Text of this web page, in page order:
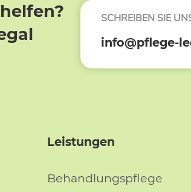
SCHREIBEN SIE
info@pflege-
Leistungen
Behandlungspflege